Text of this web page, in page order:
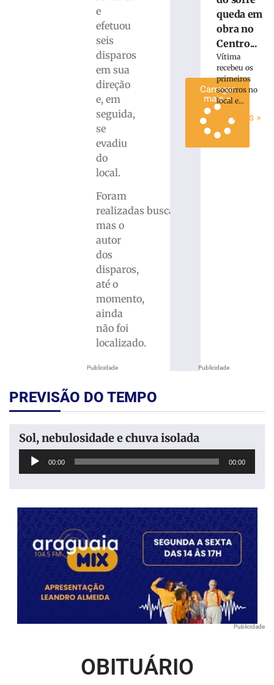
Publicidade
e
efetuou
seis
disparos
em sua
direção
e, em
seguida,
se
evadiu
do
local.
Foram
realizadas buscas,
mas o
autor
dos
disparos,
até o
momento,
ainda
não foi
localizado.
Carregar
mais »
Publicidade
queda em
obra no
Centro...
Vítima
recebeu os
primeiros
socorros no
local e...
Ler mais »
PREVISÃO DO TEMPO
Sol, nebulosidade e chuva isolada
Tocador
00:00 00:00
Publicidade
OBITUÁRIO